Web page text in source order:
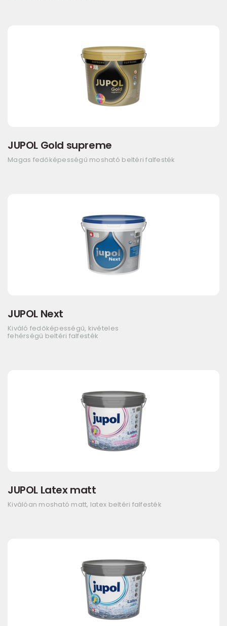
JUPOL Gold supreme
Magas fedőképességű mosható beltéri falfesték
JUPOL Next
Kiváló fedőképességű, kivételes
fehérségű beltéri falfesték
JUPOL Latex matt
Kiválóan mosható matt, latex beltéri falfesték